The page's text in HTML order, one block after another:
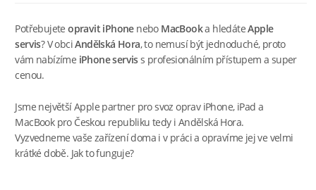
Potřebujeteopravit iPhonenebo MacBooka hledáteApple
servis? V obciAndělská Hora, to nemusí být jednoduché, proto
vám nabízíme iPhone serviss profesionálním přístupem a super
cenou.
Jsme největší Apple partner pro svoz oprav iPhone, iPad a
MacBook pro Českou republiku tedy i Andělská Hora.
Vyzvedneme vaše zařízení doma i v práci a opravíme jej ve velmi
krátké době. Jak to funguje?